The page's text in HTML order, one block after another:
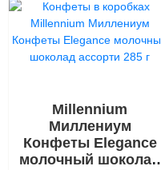
Millennium
Миллениум
Конфеты Elegance
молочный шоколад